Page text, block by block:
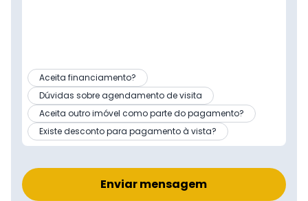
Aceita financiamento?
Dúvidas sobre agendamento de visita
Aceita outro imóvel como parte do pagamento?
Existe desconto para pagamento à vista?
Enviar mensagem